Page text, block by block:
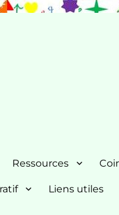
Ressources
Liens utiles